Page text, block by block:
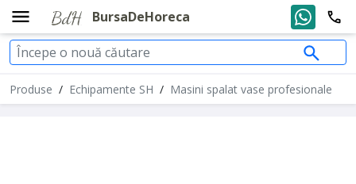
BursaDeHoreca
Produse / Echipamente SH / Masini spalat vase profesionale